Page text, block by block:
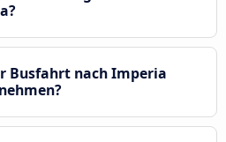
Busfahrt nach Imperia